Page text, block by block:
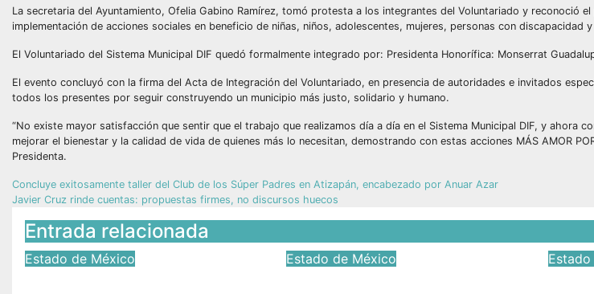
La secretaria del Ayuntamiento, Ofelia Gabino Ramírez, tomó protesta a los integrantes del Voluntariado y reconoció
implementación de acciones sociales en beneficio de niñas, niños, adolescentes, mujeres, personas con discapacidad
El Voluntariado del Sistema Municipal DIF quedó formalmente integrado por: Presidenta Honorífica: Monserrat
El evento concluyó con la firma del Acta de Integración del Voluntariado, en presencia de autoridades e invitados
todos los presentes por seguir construyendo un municipio más justo, solidario y humano.
“No existe mayor satisfacción que sentir que el trabajo que realizamos día a día en el Sistema Municipal DIF, y ahora
mejorar el bienestar y la calidad de vida de quienes más lo necesitan, demostrando con estas acciones MÁS AMOR
Presidenta.
Concluye exitosamente taller del Club de los Súper Padres en Atizapán, encabezado por Anuar Azar
Javier Cruz rinde cuentas: propuestas firmes, no discursos huecos
Entrada relacionada
Estado de México Estado de México